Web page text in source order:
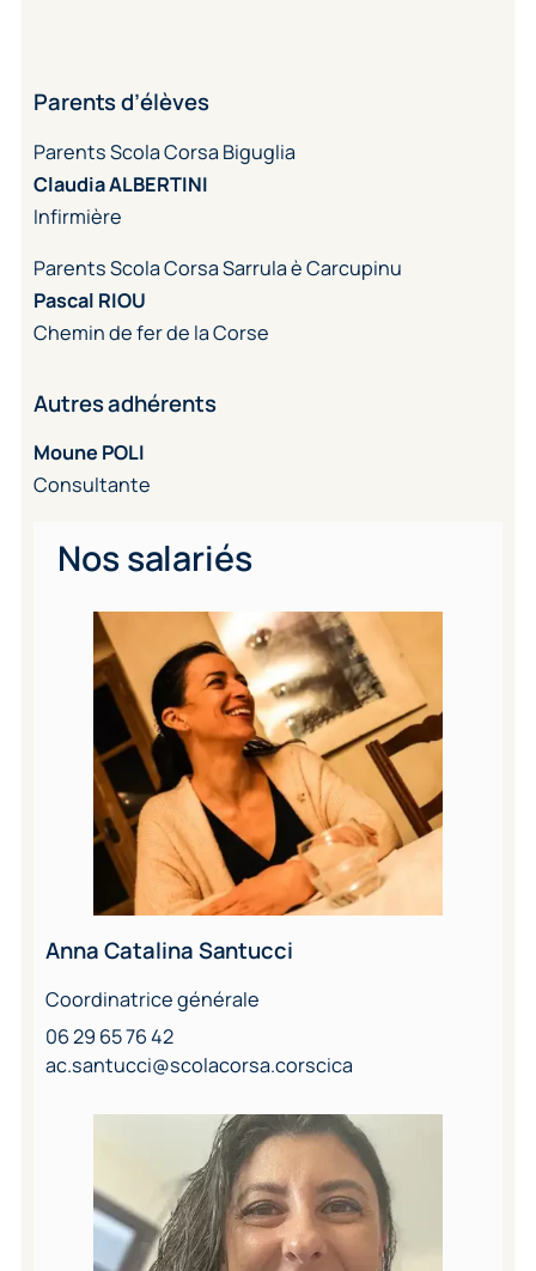
Parents d’élèves
Parents Scola Corsa Biguglia
Claudia ALBERTINI
Infirmière
Parents Scola Corsa Sarrula è Carcupinu
Pascal RIOU
Chemin de fer de la Corse
Autres adhérents
Moune POLI
Consultante
Nos salariés
Anna Catalina Santucci
Coordinatrice générale
06 29 65 76 42
ac.santucci@scolacorsa.corscica